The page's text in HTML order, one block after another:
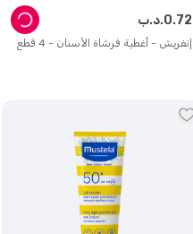
إنفريش - أغطية فرشاة الأسنان - 4 قطع
د.ب.0.72